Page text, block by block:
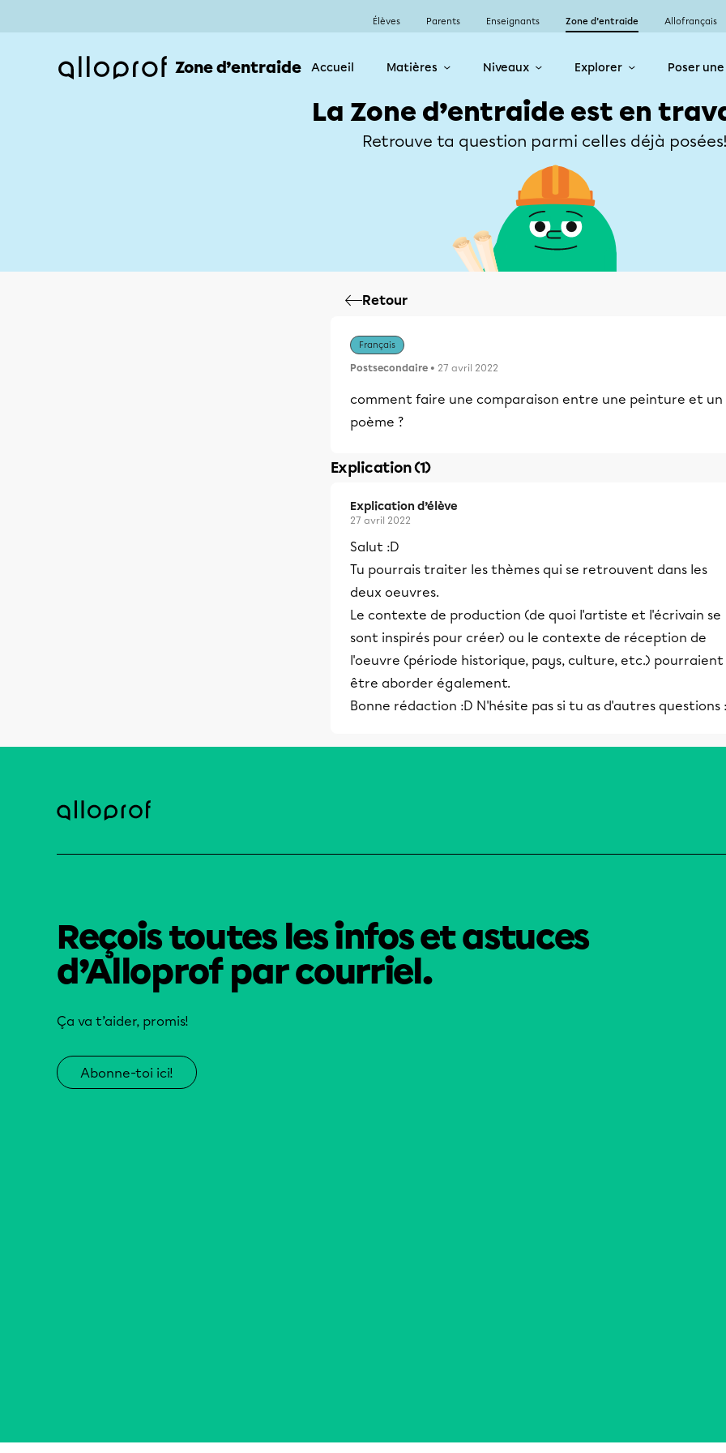
Élèves Parents Enseignants Zone d’entraide Allofrançais
Zone d’entraide Accueil Matières Niveaux Explorer Poser
La Zone d’entraide est en
Retrouve ta question parmi celles déjà
Retour
Français
Postsecondaire • 27 avril 2022
comment faire une comparaison entre une peinture et un
poème ?
Explication (1)
Explication d’élève
27 avril 2022
Salut :D
Tu pourrais traiter les thèmes qui se retrouvent dans les
deux oeuvres.
Le contexte de production (de quoi l'artiste et l'écrivain se
sont inspirés pour créer) ou le contexte de réception de
l'oeuvre (période historique, pays, culture, etc.) pourraient
être aborder également.
Bonne rédaction :D N'hésite pas si tu as d'autres questions
Reçois toutes les infos et astuces
d’Alloprof par courriel.
Ça va t’aider, promis!
Abonne-toi ici!